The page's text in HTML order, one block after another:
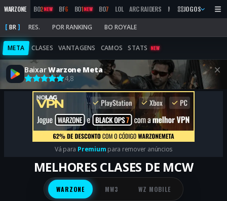
WARZONE BO2NEW BF6 BO1NEW BO7 LOL ARC RAIDERS MW 2019 MARATHON
JOGOS
BR RES. POR RANKING BO ROYALE
META CLASES VANTAGENS CAMOS STATS NEW
BaixarWarzone Meta
4,8
Vá para Premium para remover anúncios
MELHORES CLASES DE MCW
WARZONE MW3 WZ MOBILE